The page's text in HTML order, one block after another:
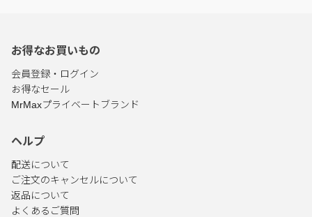
お得なお買いもの
会員登録・ログイン
お得なセール
MrMaxプライベートブランド
ヘルプ
配送について
ご注文のキャンセルについて
返品について
よくあるご質問